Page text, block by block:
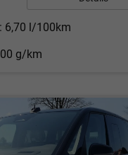
6,70 l/100km
g/km